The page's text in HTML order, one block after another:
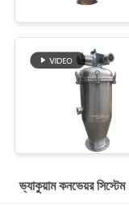
ভ্যাকুয়াম কনভেয়র সিস্টেম